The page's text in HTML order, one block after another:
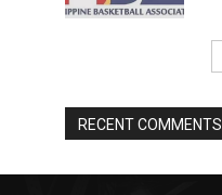
RECENT COMMENTS